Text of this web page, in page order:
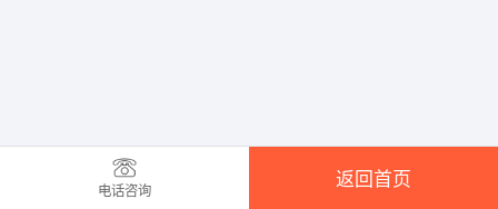
电话咨询
返回首页